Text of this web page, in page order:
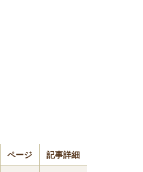
ページ 記事詳細